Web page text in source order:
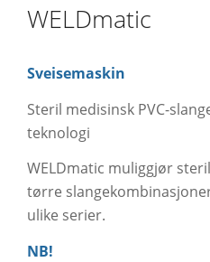
WELDmatic
Sveisemaskin
Steril medisinsk PVC-
teknologi
WELDmatic muliggjør
tørre
ulike serier.
NB!